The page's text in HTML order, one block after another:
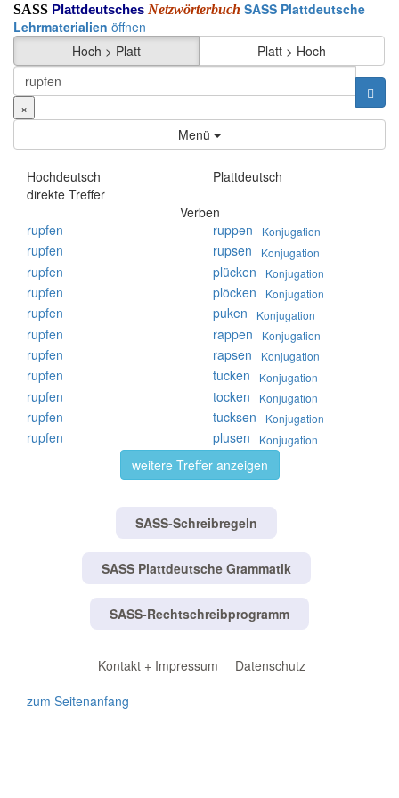
SASS Plattdeutsches Netzwörterbuch SASS Plattdeutsche
Lehrmaterialien öffnen
Hoch > Platt
Platt > Hoch
×
Menü
Hochdeutsch
Plattdeutsch
direkte Treffer
Verben
rupfen
ruppen Konjugation
rupfen rupsen Konjugation
rupfen plücken Konjugation
rupfen plöcken Konjugation
rupfen puken Konjugation
rupfen rappen Konjugation
rupfen rapsen Konjugation
rupfen tucken Konjugation
rupfen tocken Konjugation
rupfen tucksen Konjugation
rupfen plusen Konjugation
weitere Treffer anzeigen
SASS-Schreibregeln
SASS Plattdeutsche Grammatik
SASS-Rechtschreibprogramm
Kontakt + Impressum
Datenschutz
zum Seitenanfang